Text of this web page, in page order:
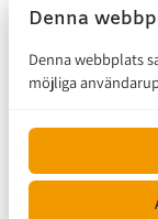
Studentflak
Installationer
Kontakta oss
Denna
Denna webbplats
möjliga